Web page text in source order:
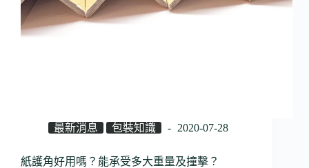
最新消息 包裝知識 2020-07-28
紙護角好用嗎？能承受多大重量及撞擊？